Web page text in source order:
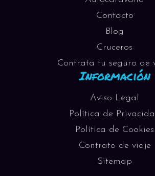
Contacto
Blog
Cruceros
Contrata tu seguro de
Información
Aviso Legal
Política de
Política de Cookies
Contrato de viaje
Sitemap